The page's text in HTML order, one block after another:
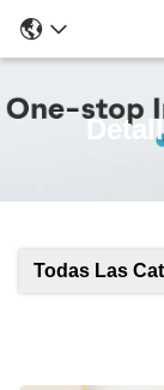
Todas Las